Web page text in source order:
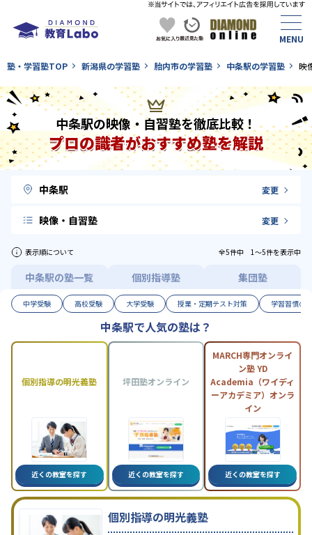
塾・学習塾TOP 新潟県の学習塾 胎内市の学習塾 中条駅の学習塾 映
中条駅の映像・自習塾を徹底比較！
プロの識者がおすすめ塾を解説
中条駅 変更
映像・自習塾 変更
表示順について 全5件中 1〜5件を表示中
中条駅の塾一覧 個別指導塾 集団塾
中学受験 高校受験 大学受験 授業・定期テスト対策 学習習慣の
中条駅で人気の塾は？
個別指導の明光義塾
近くの教室を探す
坪田塾オンライン
近くの教室を探す
MARCH専門オンライ
ン塾 YD
Academia（ワイディ
ーアカデミア）オンラ
イン
近くの教室を探す
個別指導の明光義塾